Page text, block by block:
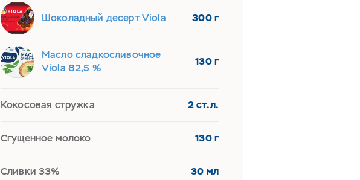
Шоколадный десерт Viola 300 г
Масло сладкосливочное
Viola 82,5 %
130 г
Кокосовая стружка 2 ст.л.
Сгущенное молоко 130 г
Сливки 33% 30 мл